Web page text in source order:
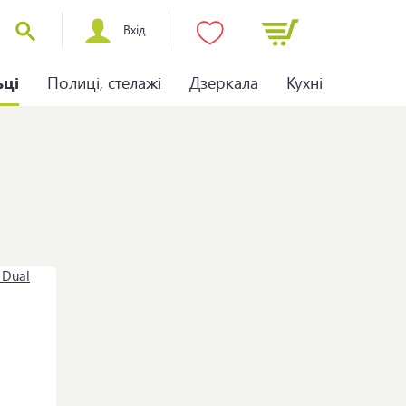
Вхід
Полиці, стелажі Дзеркала Кухні